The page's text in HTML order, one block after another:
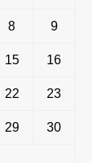
8 9
15 16
22 23
29 30